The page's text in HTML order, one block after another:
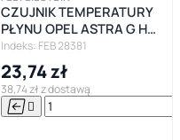


CZUJNIK TEMPERATURY
PŁYNU OPEL ASTRA G H
CORSA C D
Indeks: FEB 28381
23,74 zł
38,74 zł z dostawą
 